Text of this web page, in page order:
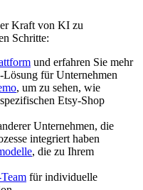
Kraft von KI zu
Schritte:
und erfahren Sie mehr
für Unternehmen
, um zu sehen, wie
Etsy-Shop
Unternehmen, die
integriert haben
, die zu Ihrem
für individuelle